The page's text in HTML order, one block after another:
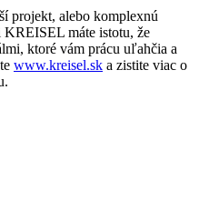
projekt, alebo komplexnú
KREISEL máte istotu, že
ktoré vám prácu uľahčia a
www.kreisel.sk a zistite viac o